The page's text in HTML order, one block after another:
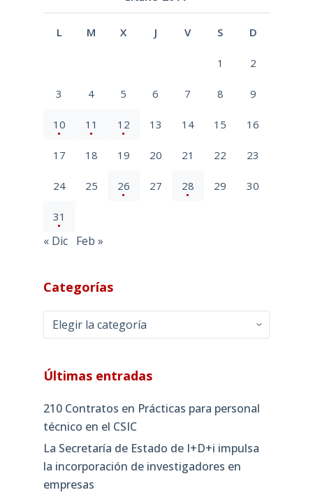
L M X J V S D
1 2
3 4 5 6 7 8 9
10 11 12 13 14 15 16
17 18 19 20 21 22 23
24 25 26 27 28 29 30
31
« Dic Feb »
Categorías
Categorías
Últimas entradas
210 Contratos en Prácticas para personal
técnico en el CSIC
La Secretaría de Estado de I+D+i impulsa
la incorporación de investigadores en
empresas